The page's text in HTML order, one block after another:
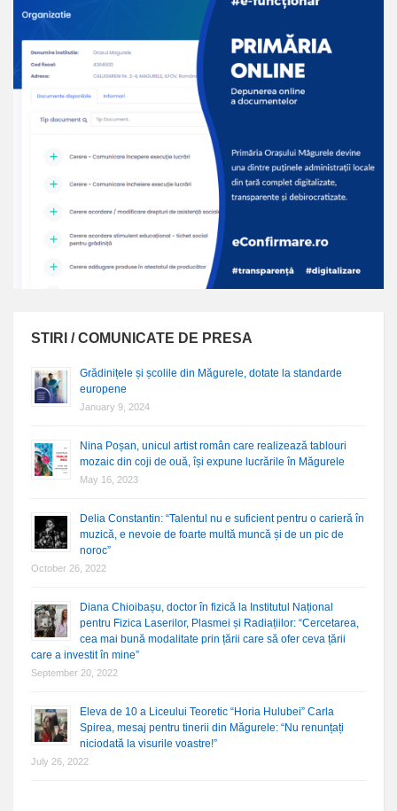
STIRI / COMUNICATE DE PRESA
Grădinițele și școlile din Măgurele, dotate la standarde
europene
January 9, 2024
Nina Poșan, unicul artist român care realizează tablouri
mozaic din coji de ouă, își expune lucrările în Măgurele
May 16, 2023
Delia Constantin: “Talentul nu e suficient pentru o carieră în
muzică, e nevoie de foarte multă muncă și de un pic de
noroc”
October 26, 2022
Diana Chioibașu, doctor în fizică la Institutul Național
pentru Fizica Laserilor, Plasmei și Radiațiilor: “Cercetarea,
cea mai bună modalitate prin țării care să ofer ceva țării
care a investit în mine”
September 20, 2022
Eleva de 10 a Liceului Teoretic “Horia Hulubei” Carla
Spirea, mesaj pentru tinerii din Măgurele: “Nu renunțați
niciodată la visurile voastre!”
July 26, 2022